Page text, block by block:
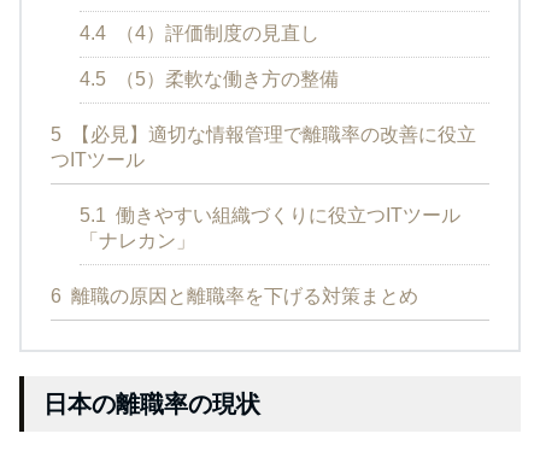
4.4 （4）評価制度の見直し
4.5 （5）柔軟な働き方の整備
5
【必見】適切な情報管理で離職率の改善に役立
つITツール
5.1 働きやすい組織づくりに役立つITツール
「ナレカン」
6 離職の原因と離職率を下げる対策まとめ
日本の離職率の現状